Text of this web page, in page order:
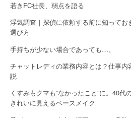
若きFC社長、弱点を語る
浮気調査｜探偵に依頼する前に知って
選び方
手持ちが少ない場合であっても…。
チャットレディの業務内容とは？仕事
説
くすみもクマも“なかったこと”に。40
きれいに見えるベースメイク